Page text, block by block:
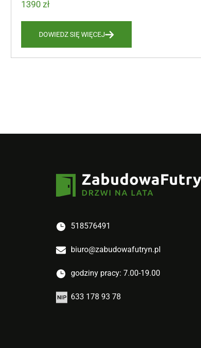
1390 zł
DOWIEDZ SIĘ WIĘCEJ
518576491
biuro@zabudowafutryn.pl
godziny pracy: 7.00-19.00
633 178 93 78